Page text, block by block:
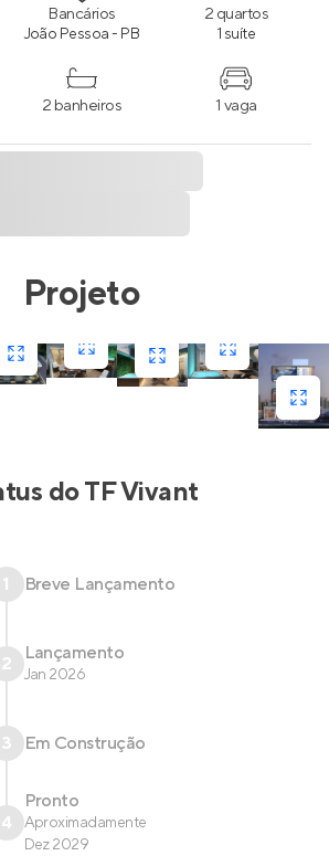
Bancários
João Pessoa - PB
2 quartos
1 suíte
2 banheiros 1 vaga
Projeto
doTF Vivant
1 Breve Lançamento
2 Lançamento
Jan 2026
3 Em Construção
4
Pronto
Aproximadamente
Dez 2029